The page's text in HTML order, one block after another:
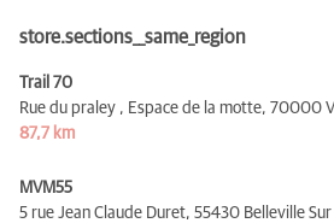
store.sections__same_region
Trail 70
Rue du praley , Espace de la motte, 70000
87,7 km
MVM55
5 rue Jean Claude Duret, 55430 Belleville Sur